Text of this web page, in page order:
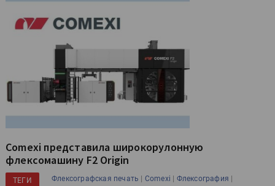
Comexi представила широкорулонную
флексомашину F2 Origin
ТЕГИ Флексографская печать | Comexi | Флексография |